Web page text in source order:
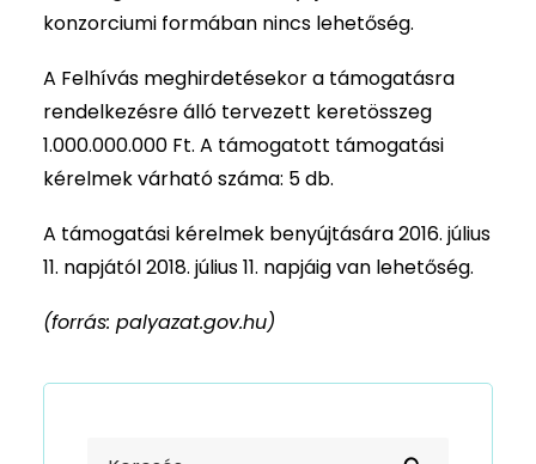
konzorciumi formában nincs lehetőség.
A Felhívás meghirdetésekor a támogatásra
rendelkezésre álló tervezett keretösszeg
1.000.000.000 Ft. A támogatott támogatási
kérelmek várható száma: 5 db.
A támogatási kérelmek benyújtására 2016. július
11. napjától 2018. július 11. napjáig van lehetőség.
(forrás: palyazat.gov.hu)